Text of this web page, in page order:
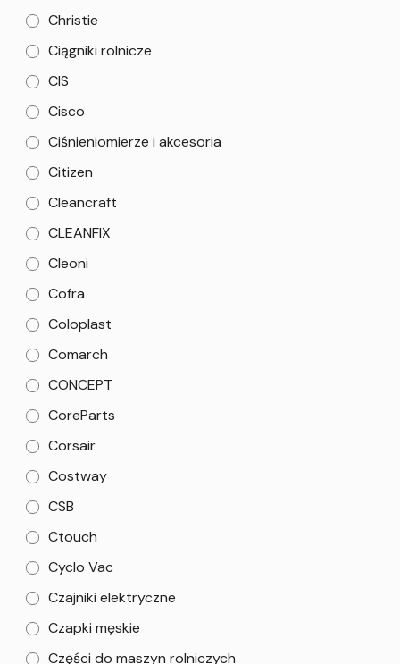
Christie
Ciągniki rolnicze
CIS
Cisco
Ciśnieniomierze i akcesoria
Citizen
Cleancraft
CLEANFIX
Cleoni
Cofra
Coloplast
Comarch
CONCEPT
CoreParts
Corsair
Costway
CSB
Ctouch
Cyclo Vac
Czajniki elektryczne
Czapki męskie
Części do maszyn rolniczych